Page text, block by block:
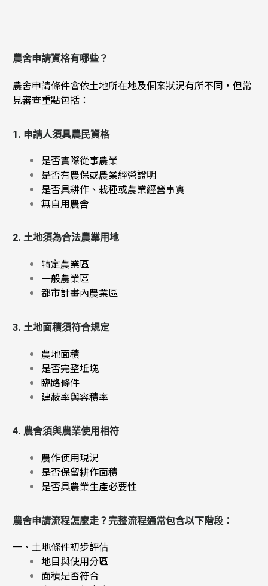
農舍申請資格有哪些？
農舍申請條件會依土地所在地及個案狀況有所不同，但常
見審查重點包括：
1. 申請人須具農民資格
是否實際從事農業
是否有農保或農業經營證明
是否具耕作、栽種或農業經營事實
無自用農舍
2. 土地須為合法農業用地
特定農業區
一般農業區
都市計畫內農業區
3. 土地面積須符合規定
農地面積
是否完整坵塊
臨路條件
建蔽率與容積率
4. 農舍須與農業使用相符
農作使用現況
是否保留耕作面積
是否具農業生產必要性
農舍申請流程怎麼走？完整流程通常包含以下階段：
一、土地條件初步評估
地目與使用分區
面積是否符合